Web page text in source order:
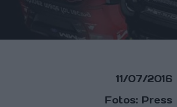
11/07/2016
Fotos: Press